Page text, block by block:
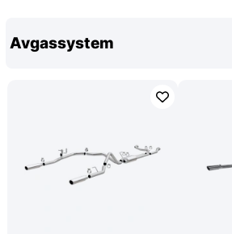
Avgassystem